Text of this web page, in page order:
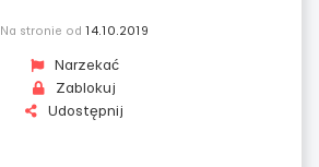
Na stronie od 14.10.2019
Narzekać
Zablokuj
Udostępnij